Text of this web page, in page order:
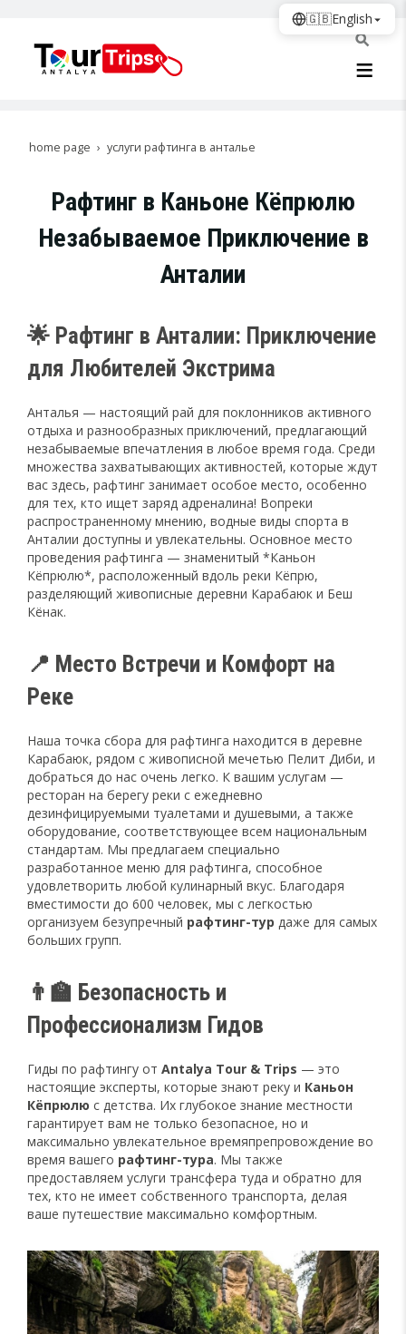
home page услуги рафтинга в анталье
Рафтинг в Каньоне Кёпрюлю
Незабываемое Приключение в
Анталии
🌟 Рафтинг в Анталии: Приключение
для Любителей Экстрима
Анталья — настоящий рай для поклонников активного
отдыха и разнообразных приключений, предлагающий
незабываемые впечатления в любое время года. Среди
множества захватывающих активностей, которые ждут
вас здесь, рафтинг занимает особое место, особенно
для тех, кто ищет заряд адреналина! Вопреки
распространенному мнению, водные виды спорта в
Анталии доступны и увлекательны. Основное место
проведения рафтинга — знаменитый *Каньон
Кёпрюлю*, расположенный вдоль реки Кёпрю,
разделяющий живописные деревни Карабаюк и Беш
Кёнак.
📍 Место Встречи и Комфорт на
Реке
Наша точка сбора для рафтинга находится в деревне
Карабаюк, рядом с живописной мечетью Пелит Диби, и
добраться до нас очень легко. К вашим услугам —
ресторан на берегу реки с ежедневно
дезинфицируемыми туалетами и душевыми, а также
оборудование, соответствующее всем национальным
стандартам. Мы предлагаем специально
разработанное меню для рафтинга, способное
удовлетворить любой кулинарный вкус. Благодаря
вместимости до 600 человек, мы с легкостью
организуем безупречный рафтинг-тур даже для самых
больших групп.
👨‍🏫 Безопасность и
Профессионализм Гидов
Гиды по рафтингу от Antalya Tour & Trips — это
настоящие эксперты, которые знают реку и Каньон
Кёпрюлю с детства. Их глубокое знание местности
гарантирует вам не только безопасное, но и
максимально увлекательное времяпрепровождение во
время вашего рафтинг-тура. Мы также
предоставляем услуги трансфера туда и обратно для
тех, кто не имеет собственного транспорта, делая
ваше путешествие максимально комфортным.
🇬🇧English